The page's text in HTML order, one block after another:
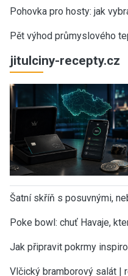
Pohovka pro hosty: jak
Pět výhod průmyslového
jitulciny-recepty.cz
Šatní skříň s posuvnými,
Poke bowl: chuť Havaje,
Jak připravit pokrmy
Vlčický bramborový salát |